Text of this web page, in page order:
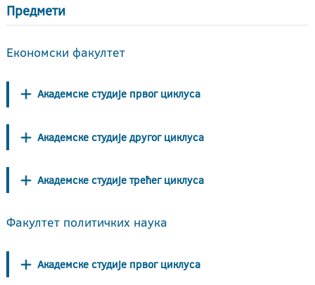
Предмети
Економски факултет
Академске студије првог циклуса
Академске студије другог циклуса
Академске студије трећег циклуса
Факултет политичких наука
Академске студије првог циклуса